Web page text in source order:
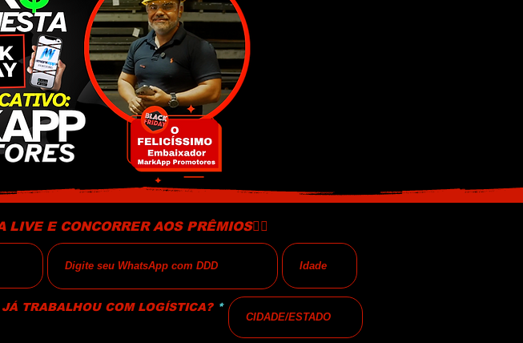
E CONCORRER AOS PRÊMIOS👇🏻
TRABALHOU COM LOGÍSTICA? *O